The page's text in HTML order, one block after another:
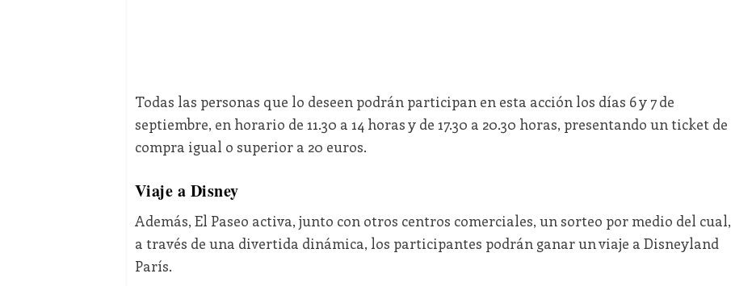
Todas las personas que lo deseen podrán participan en esta acción los días 6 y 7 de
septiembre, en horario de 11.30 a 14 horas y de 17.30 a 20.30 horas, presentando un ticket de
compra igual o superior a 20 euros.
Viaje a Disney
Además, El Paseo activa, junto con otros centros comerciales, un sorteo por medio del cual,
a través de una divertida dinámica, los participantes podrán ganar un viaje a Disneyland
París.